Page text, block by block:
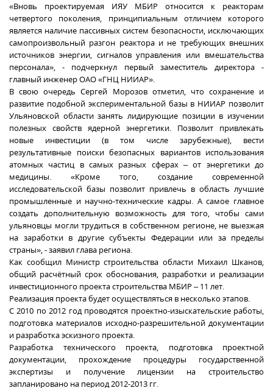
«Вновь проектируемая ИЯУ МБИР относится к реакторам
четвертого поколения, принципиальным отличием которого
является наличие пассивных систем безопасности, исключающих
самопроизвольный разгон реактора и не требующих внешних
источников энергии, сигналов управления или вмешательства
персонала», - подчеркнул первый заместитель директора -
главный инженер ОАО «ГНЦ НИИАР».
В свою очередь Сергей Морозов отметил, что сохранение и
развитие подобной экспериментальной базы в НИИАР позволит
Ульяновской области занять лидирующие позиции в изучении
полезных свойств ядерной энергетики. Позволит привлекать
новые инвестиции (в том числе зарубежные), вести
результативные поиски безопасных вариантов использования
атомных частиц в самых разных сферах – от энергетики до
медицины. «Кроме того, создание современной
исследовательской базы позволит привлечь в область лучшие
промышленные и научно-технические кадры. А самое главное
создать дополнительную возможность для того, чтобы сами
ульяновцы могли трудиться в собственном регионе, не выезжая
на заработки в другие субъекты Федерации или за пределы
страны», - заявил глава региона.
Как сообщил Министр строительства области Михаил Шканов,
общий расчётный срок обоснования, разработки и реализации
инвестиционного проекта строительства МБИР – 11 лет.
Реализация проекта будет осуществляться в несколько этапов.
С 2010 по 2012 год проводятся проектно-изыскательские работы,
подготовка материалов исходно-разрешительной документации
и разработка эскизного проекта.
Разработка технического проекта, подготовка проектной
документации, прохождение процедуры государственной
экспертизы и получение лицензии на строительство
запланировано на период 2012-2013 гг.